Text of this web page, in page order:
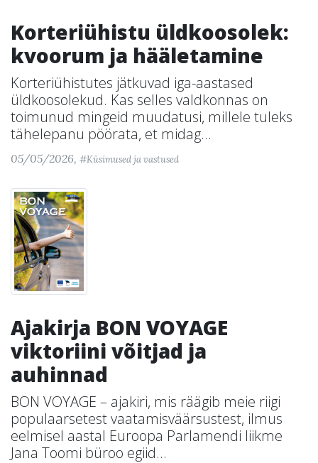
Korteriühistu üldkoosolek:
kvoorum ja hääletamine
Korteriühistutes jätkuvad iga-aastased
üldkoosolekud. Kas selles valdkonnas on
toimunud mingeid muudatusi, millele tuleks
tähelepanu pöörata, et midag...
05/05/2026, #Küsimused ja vastused
Ajakirja BON VOYAGE
viktoriini võitjad ja
auhinnad
BON VOYAGE – ajakiri, mis räägib meie riigi
populaarsetest vaatamisväärsustest, ilmus
eelmisel aastal Euroopa Parlamendi liikme
Jana Toomi büroo egiid...